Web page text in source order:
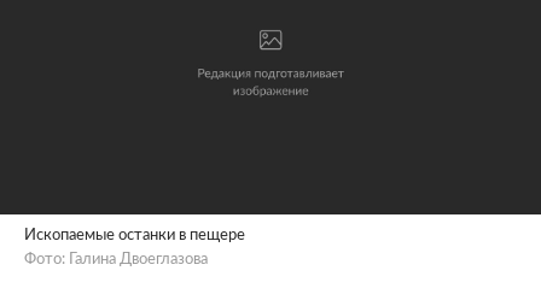
Ископаемые останки в пещере
Фото: Галина Двоеглазова